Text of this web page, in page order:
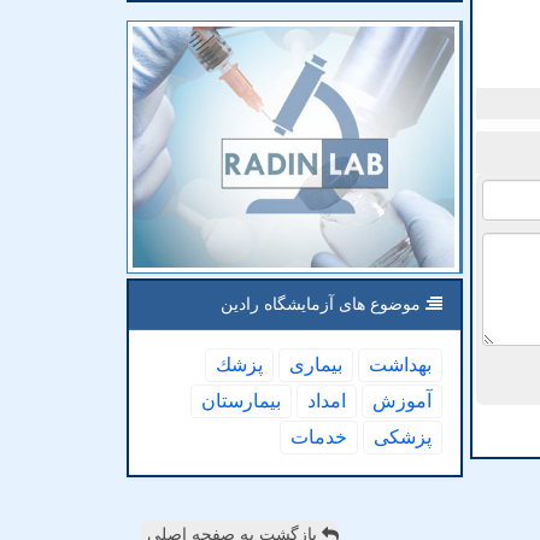
موضوع های آزمایشگاه رادین
بهداشت بیماری
پزشك
آموزش
امداد
بیمارستان
پزشكی
خدمات
بازگشت به صفحه اصلی